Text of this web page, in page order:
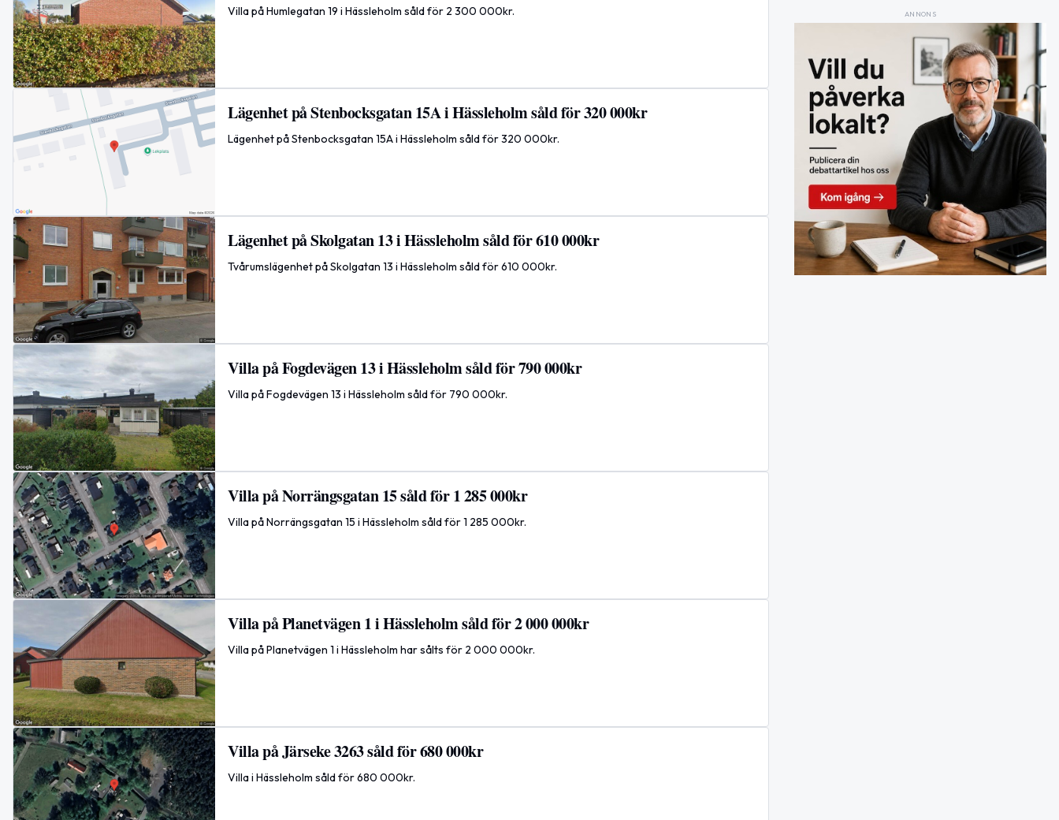
Villa på Humlegatan 19 i Hässleholm såld för 2 300 000kr.
Lägenhet på Stenbocksgatan 15A i Hässleholm såld för 320 000kr
Lägenhet på Stenbocksgatan 15A i Hässleholm såld för 320 000kr.
Lägenhet på Skolgatan 13 i Hässleholm såld för 610 000kr
Tvårumslägenhet på Skolgatan 13 i Hässleholm såld för 610 000kr.
Villa på Fogdevägen 13 i Hässleholm såld för 790 000kr
Villa på Fogdevägen 13 i Hässleholm såld för 790 000kr.
Villa på Norrängsgatan 15 såld för 1 285 000kr
Villa på Norrängsgatan 15 i Hässleholm såld för 1 285 000kr.
Villa på Planetvägen 1 i Hässleholm såld för 2 000 000kr
Villa på Planetvägen 1 i Hässleholm har sålts för 2 000 000kr.
Villa på Järseke 3263 såld för 680 000kr
Villa i Hässleholm såld för 680 000kr.
ANNONS